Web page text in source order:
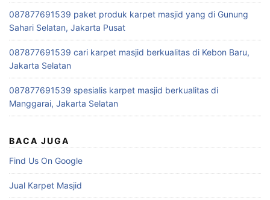
087877691539 paket produk karpet masjid yang di Gunung
Sahari Selatan, Jakarta Pusat
087877691539 cari karpet masjid berkualitas di Kebon Baru,
Jakarta Selatan
087877691539 spesialis karpet masjid berkualitas di
Manggarai, Jakarta Selatan
BACA JUGA
Find Us On Google
Jual Karpet Masjid